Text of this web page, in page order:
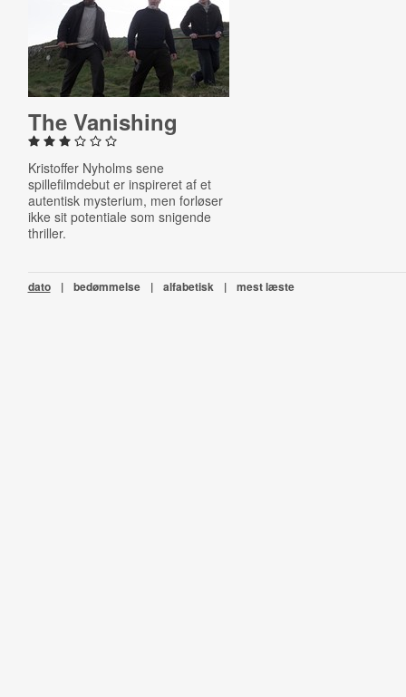
The Vanishing
Kristoffer Nyholms sene
spillefilmdebut er inspireret af et
autentisk mysterium, men forløser
ikke sit potentiale som snigende
thriller.
dato | bedømmelse | alfabetisk | mest læste